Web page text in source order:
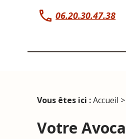
06.20.30.47.38
Vous êtes ici : Accueil
Votre